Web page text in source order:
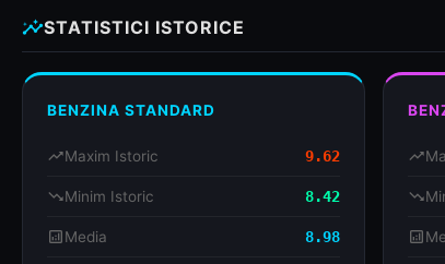
insightsSTATISTICI ISTORICE
BENZINA STANDARD
trending_upMaxim Istoric 9.62
trending_downMinim Istoric 8.42
analyticsMedia 8.98
trending_up
trending_down
analytics